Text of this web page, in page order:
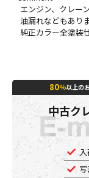
エンジン、クレー
油漏れなどもあり
純正カラー全塗装
80％以上の
中古ク